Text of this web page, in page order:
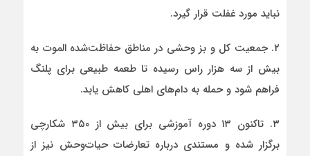
نباید مورد غفلت قرار گیرد.
۲. جمعیت کل و بز وحشی در مناطق حفاظت‌شده الموت به
بیش از سه هزار راس رسیده تا طعمه طبیعی برای پلنگ
فراهم شود و حمله به دام‌های اهلی کاهش یابد.
۳. تاکنون ۱۳ دوره آموزشی برای بیش از ۳۵۰ شکارچی
برگزار شده و مستندی درباره تعارضات حیات‌وحش نیز از